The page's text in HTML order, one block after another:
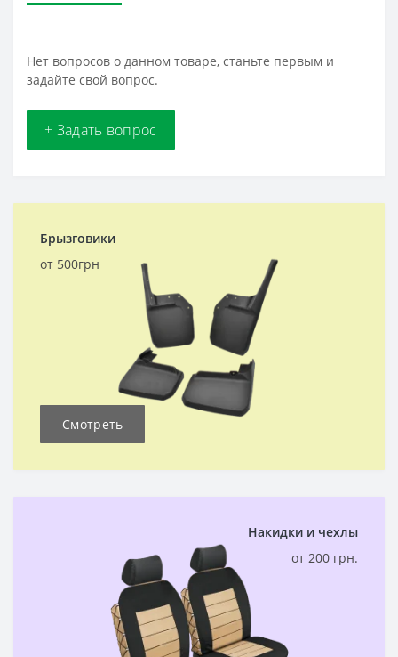
Нет вопросов о данном товаре, станьте первым и
задайте свой вопрос.
+ Задать вопрос
Брызговики
от 500грн
Смотреть
Накидки и чехлы
от 200 грн.